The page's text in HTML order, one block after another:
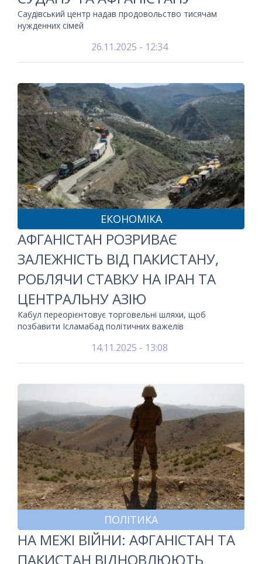
Саудівський центр надав продовольство тисячам
нужденних сімей
26.11.2025 - 12:34
ЕКОНОМІКА
АФГАНІСТАН РОЗРИВАЄ
ЗАЛЕЖНІСТЬ ВІД ПАКИСТАНУ,
РОБЛЯЧИ СТАВКУ НА ІРАН ТА
ЦЕНТРАЛЬНУ АЗІЮ
Кабул переорієнтовує торговельні шляхи, щоб
позбавити Ісламабад політичних важелів
14.11.2025 - 13:08
ПОЛІТИКА
НА МЕЖІ ВІЙНИ: АФГАНІСТАН ТА
ПАКИСТАН ВІДНОВЛЮЮТЬ